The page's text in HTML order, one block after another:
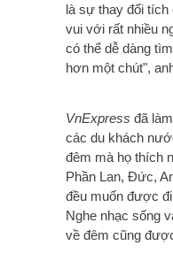
là sự thay đổi
vui với rất nhiều
có thể dễ dàng
hơn một chút",
VnExpress đã
các du khách
đêm mà họ thích
Phần Lan, Đức,
đều muốn được
Nghe nhạc sống
về đêm cũng